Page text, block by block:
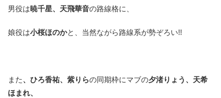
男役は暁千星、天飛華音の路線格に、
娘役は小桜ほのかと、当然ながら路線系が勢ぞろい!!
また、ひろ香祐、紫りらの同期枠にマブの夕渚りょう、天希
ほまれ、